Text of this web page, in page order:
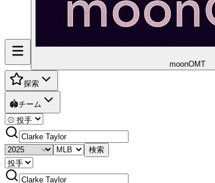
moonOMT
探索
🏟️チーム
検索